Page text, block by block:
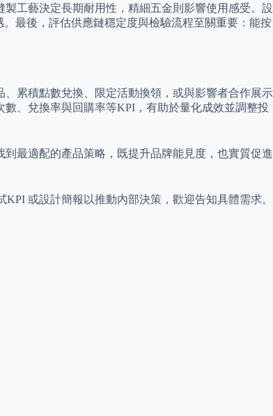
工藝決定長期耐用性，精細五金則影響使用感受。設
最後，評估供應鏈穩定度與檢驗流程至關重要：能按
累積點數兌換、限定活動換領，或與影響者合作展示
、兌換率與回購率等KPI，有助於量化成效並調整投
最適配的產品策略，既提升品牌能見度，也實質促進
或設計簡報以推動內部決策，歡迎告知具體需求。